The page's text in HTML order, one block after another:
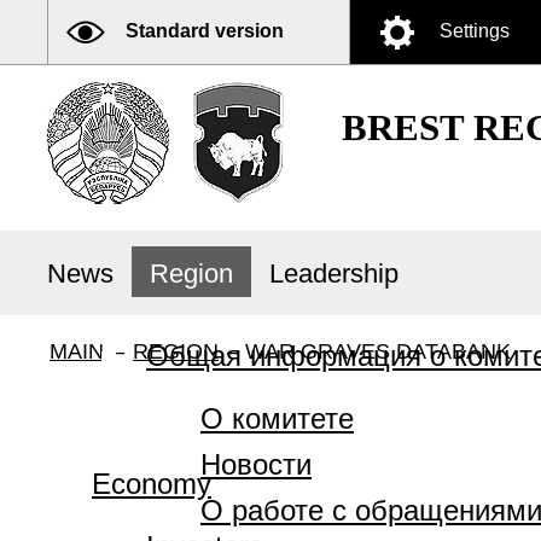
Standard version Settings
BREST
News Region Leadership
MAIN – REGION–WAR GRAVES DATABANK
Economy
Общая информация о
О комитете
Новости
О работе с